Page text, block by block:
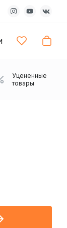
Уцененные
товары